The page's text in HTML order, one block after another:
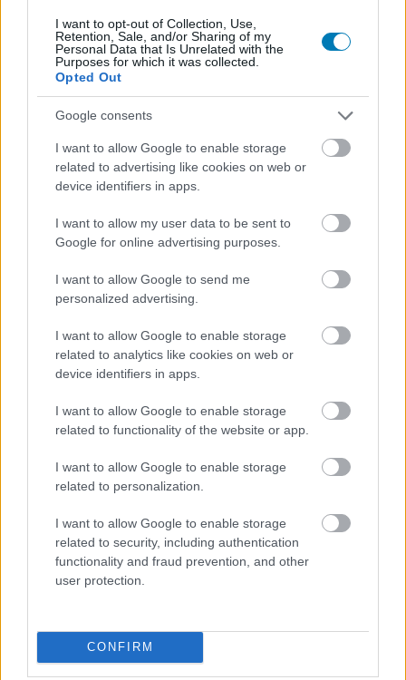
I want to opt-out of Collection, Use,
Retention, Sale, and/or Sharing of my
Personal Data that Is Unrelated with the
Purposes for which it was collected.
Opted Out
Google consents
I want to allow Google to enable storage
related to advertising like cookies on web or
device identifiers in apps.
I want to allow my user data to be sent to
Google for online advertising purposes.
I want to allow Google to send me
personalized advertising.
I want to allow Google to enable storage
related to analytics like cookies on web or
device identifiers in apps.
I want to allow Google to enable storage
related to functionality of the website or app.
I want to allow Google to enable storage
related to personalization.
I want to allow Google to enable storage
related to security, including authentication
functionality and fraud prevention, and other
user protection.
CONFIRM
csapatának tagjai is ugyanarra a válaszra jutnak, mint
Kirito és Asuna: meg kell erősödniük, ha túl akarják élni a
haláljátszmát. Ami innentől következik az rengeteg grind,
kaszabolás és felfedezés.
Az Echoes of Aincrad talán az első olyan anime-alapú
projekt, ami jó ideje meglepett. A Bandai régóta
kísérletezik SAO adaptációkkal, de látszik, hogy itt
felépítéséért, még ha ezt nem is sikerült azt minden
téren elérniük. Maga a struktúra sajnos nem túl meglepő,
mert ahelyett, hogy Aincrad nyílt világában
bóklászhatnánk, az Echoes of Aincrad egy küldetés
alapú metódust használ. Az adott városban felvesszük a
missziót, kiválasztjuk, hogy kit akarunk vinni rá, majd
indulunk teljesíteni annak céljait. Ekkor a rendszer
valamelyest elengedi a kezünket…még ha nem is annyira
mint szeretnénk.